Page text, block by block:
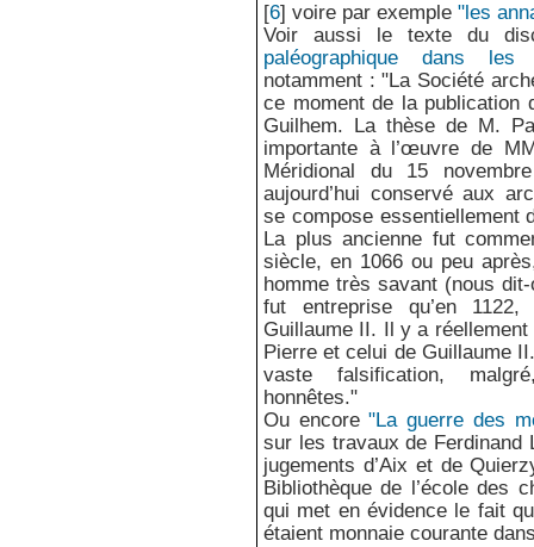
[6] voire par exemple "les
Voir aussi le texte du
paléographique dans
notamment : "La Société
ce moment de la publication
Guilhem. La thèse de M.
importante à l’œuvre de
Méridional du 15
aujourd’hui conservé aux
se compose essentiellement
La plus ancienne fut
siècle, en 1066 ou peu
homme très savant (nous
fut entreprise qu’en
Guillaume II. Il y a
Pierre et celui de Guillaume
vaste falsification,
honnêtes."
Ou encore"La guerre des
sur les travaux de Ferdinand
jugements d’Aix et de
Bibliothèque de l’école des
qui met en évidence le fait
étaient monnaie courante